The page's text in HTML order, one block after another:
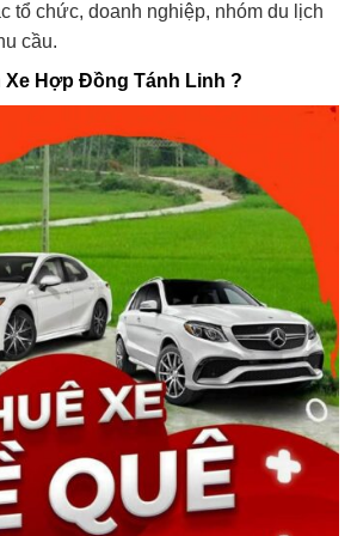
tổ chức, doanh nghiệp, nhóm du lịch
cầu.
Xe Hợp Đồng Tánh Linh ?